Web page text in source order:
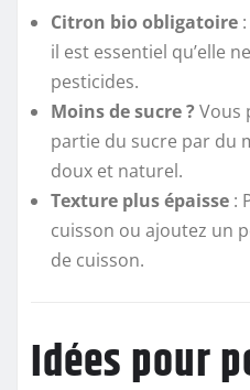
Citron bio obligatoire
il est essentiel qu’elle
pesticides.
Moins de sucre ? Vous
partie du sucre par du
doux et naturel.
Texture plus épaisse :
cuisson ou ajoutez un
de cuisson.
Idées pour